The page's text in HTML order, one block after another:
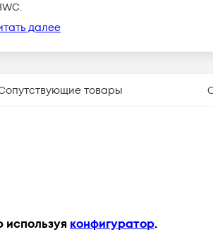
далее
товары
конфигуратор.